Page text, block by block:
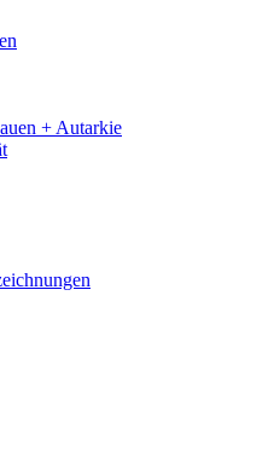
+ Autarkie